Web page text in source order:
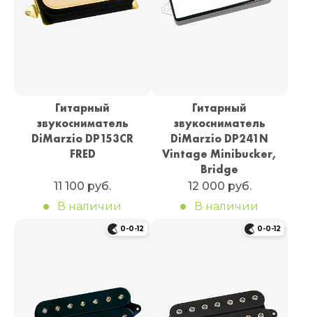
Гитарный
звукосниматель
DiMarzio DP153CR
FRED
11 100 руб.
В наличии
Гитарный
звукосниматель
DiMarzio DP241N
Vintage Minibucker,
Bridge
12 000 руб.
В наличии
0-0-12 0-0-12